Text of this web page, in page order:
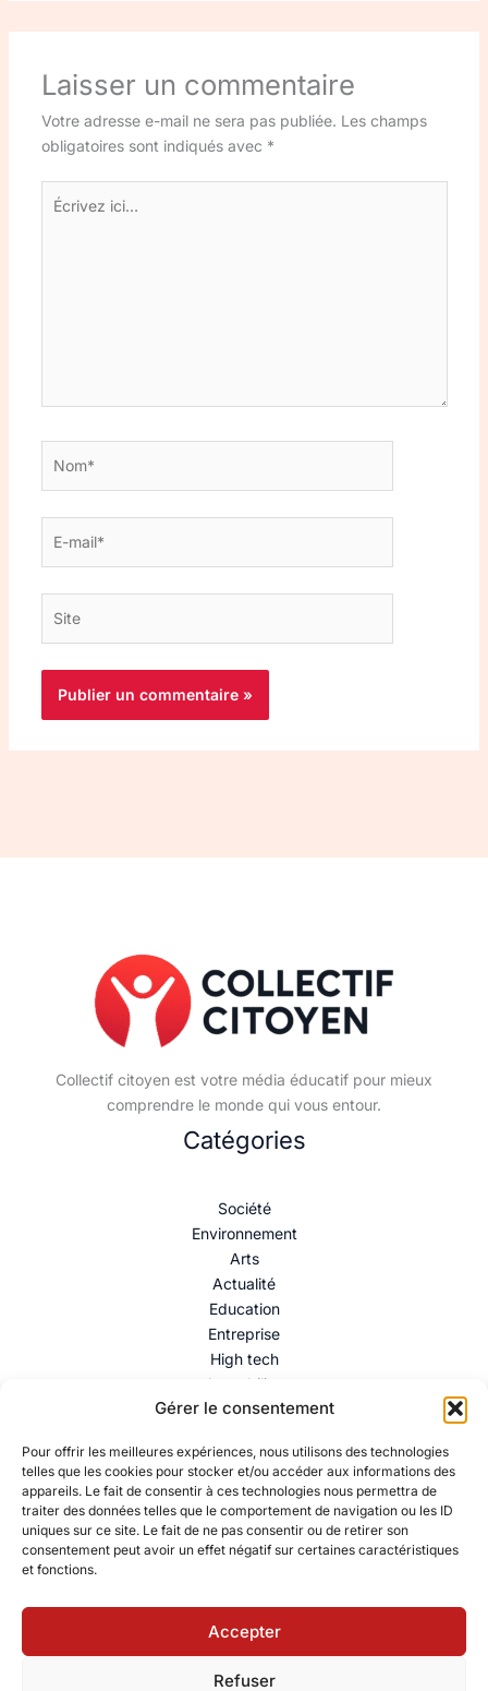
Gérer le consentement
Pour offrir les meilleures expériences, nous utilisons des technologies
telles que les cookies pour stocker et/ou accéder aux informations des
appareils. Le fait de consentir à ces technologies nous permettra de
traiter des données telles que le comportement de navigation ou les ID
uniques sur ce site. Le fait de ne pas consentir ou de retirer son
consentement peut avoir un effet négatif sur certaines caractéristiques
et fonctions.
Accepter
Refuser
Laisser un commentaire
Votre adresse e-mail ne sera pas publiée. Les champs
obligatoires sont indiqués avec *
Écrivez
ici…
mail*
Collectif citoyen est votre média éducatif pour mieux
comprendre le monde qui vous entour.
Catégories
Société
Environnement
Arts
Actualité
Education
Entreprise
High tech
Immobilier
Mentions légales–Politique de confidentialité–Contact
© 2026 Collectif Citoyen – Ressources éducatives pour